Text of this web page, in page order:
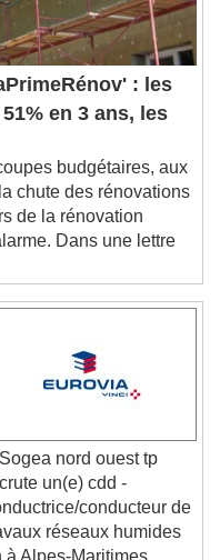
Escape will cancel
: les
en 3 ans, les
budgétaires, aux
chute des rénovations
de la rénovation
Dans une lettre
nord ouest tp
un(e) cdd -
conducteur de
réseaux humides